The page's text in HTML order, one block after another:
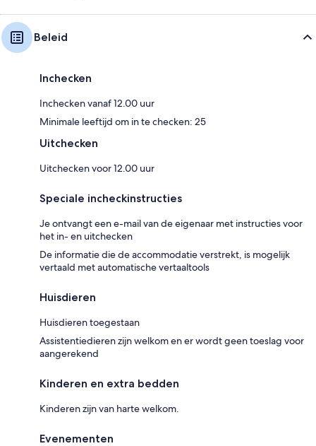
Beleid
Inchecken
Inchecken vanaf 12.00 uur
Minimale leeftijd om in te checken: 25
Uitchecken
Uitchecken voor 12.00 uur
Speciale incheckinstructies
Je ontvangt een e-mail van de eigenaar met instructies voor
het in- en uitchecken
De informatie die de accommodatie verstrekt, is mogelijk
vertaald met automatische vertaaltools
Huisdieren
Huisdieren toegestaan
Assistentiedieren zijn welkom en er wordt geen toeslag voor
aangerekend
Kinderen en extra bedden
Kinderen zijn van harte welkom.
Evenementen